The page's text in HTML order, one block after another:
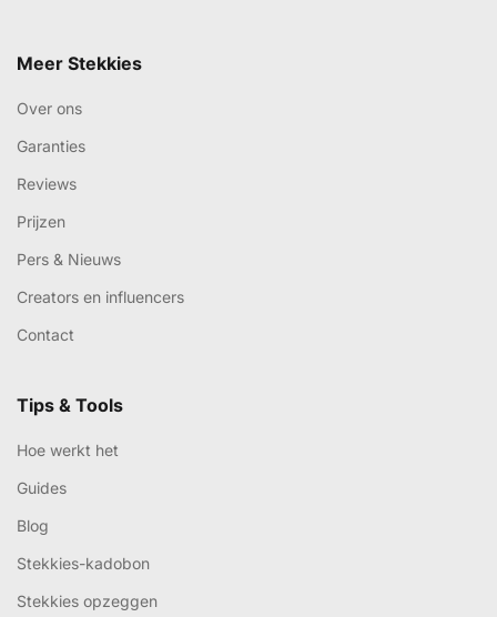
Meer Stekkies
Over ons
Garanties
Reviews
Prijzen
Pers & Nieuws
Creators en influencers
Contact
Tips & Tools
Hoe werkt het
Guides
Blog
Stekkies-kadobon
Stekkies opzeggen